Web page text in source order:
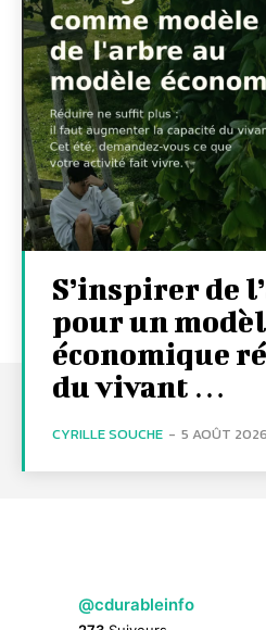
S’inspirer de
pour un
économique
du vivant …
CYRILLE SOUCHE - 5 AOÛT 2026
@cdurableinfo